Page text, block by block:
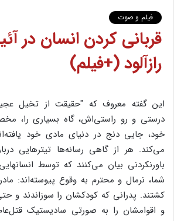
فیلم و صوت
قربانی کردن انسان در
رازآلود (+فیلم)
این گفته معروف که "حقیقت از تخیل
درستی و رو راستی‌اش، گاه بسیاری را،
خود، جایی دنج در دنیای مادی خود
می‌کند. هر از گاهی رسانه‌ها تیترهایی
باورنکردنی بیان می‌کنند که توسط
شما، نرمال و محترم به وقوع پیوسته‌اند:
کشتند. پدرانی که کودکشان را سوزاندند و
و اقوامشان را به صورتی سادیستیک